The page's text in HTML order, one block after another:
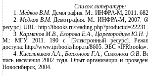
Список литературы
1. Медков В.М.Демография. М.: ИНФРА-М, 2011. 682
2. Медков В.М.Демография. М.: ИНФРА-М, 2007.
ресурс]. URL: http://ibooks.ru/reading.php?productid=22231.
3. Карманов М.В., Егорова Е.А., Царегородцев Ю.Н.
М.: МГУ, 2011. 190 c. [Электронный ресурс].
доступа: http://www.iprbookshop.ru/8605. ЭБС «IPRbooks».
4. Кисельников А.А., Бессонова Г.А., Симонова О.В.
пись населения 2002 года. Опыт организации и
Новосибирск, 2004.